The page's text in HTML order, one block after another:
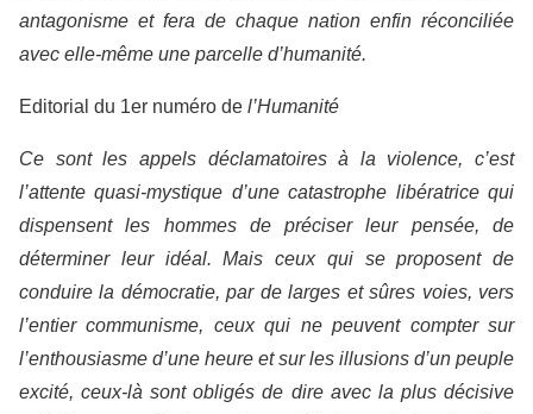
antagonisme et fera de chaque nation enfin réconciliée
avec elle-même une parcelle d’humanité.
Editorial du 1er numéro de l’Humanité
Ce sont les appels déclamatoires à la violence, c’est
l’attente quasi-mystique d’une catastrophe libératrice qui
dispensent les hommes de préciser leur pensée, de
déterminer leur idéal. Mais ceux qui se proposent de
conduire la démocratie, par de larges et sûres voies, vers
l’entier communisme, ceux qui ne peuvent compter sur
l’enthousiasme d’une heure et sur les illusions d’un peuple
excité, ceux-là sont obligés de dire avec la plus décisive